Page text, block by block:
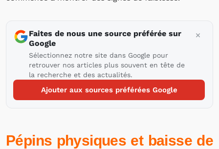
Faites de nous une source préférée sur
Google
Sélectionnez notre site dans Google pour
retrouver nos articles plus souvent en tête de
la recherche et des actualités.
Ajouter aux sources préférées Google
Pépins physiques et baisse de